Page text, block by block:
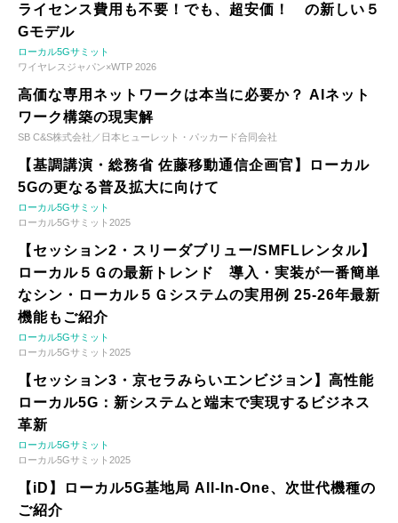
ライセンス費用も不要！でも、超安価！ の新しい５
Gモデル
ローカル5Gサミット
ワイヤレスジャパン×WTP 2026
高価な専用ネットワークは本当に必要か？ AIネット
ワーク構築の現実解
SB C&S株式会社／日本ヒューレット・パッカード合同会社
【基調講演・総務省 佐藤移動通信企画官】ローカル
5Gの更なる普及拡大に向けて
ローカル5Gサミット
ローカル5Gサミット2025
【セッション2・スリーダブリュー/SMFLレンタル】
ローカル５Ｇの最新トレンド 導入・実装が一番簡単
なシン・ローカル５Ｇシステムの実用例 25-26年最新
機能もご紹介
ローカル5Gサミット
ローカル5Gサミット2025
【セッション3・京セラみらいエンビジョン】高性能
ローカル5G：新システムと端末で実現するビジネス
革新
ローカル5Gサミット
ローカル5Gサミット2025
【iD】ローカル5G基地局 All-In-One、次世代機種の
ご紹介